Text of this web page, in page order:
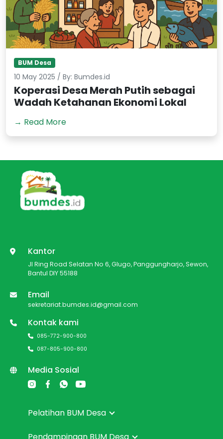
BUM Desa
10 May 2025 / By: Bumdes.id
Koperasi Desa Merah Putih sebagai
Wadah Ketahanan Ekonomi Lokal
→ Read More
Kantor
Jl Ring Road Selatan No 6, Glugo, Panggungharjo, Sewon,
Bantul DIY 55188
Email
sekretariat.bumdes.id@gmail.com
Kontak kami
085-772-900-800
087-805-900-800
Media Sosial
Pelatihan BUM Desa